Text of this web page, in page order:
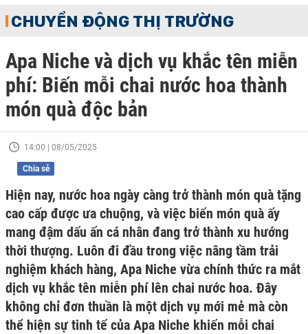
CHUYỂN ĐỘNG THỊ TRƯỜNG
Apa Niche và dịch vụ khắc tên miễn
phí: Biến mỗi chai nước hoa thành
món quà độc bản
14:00 | 08/05/2025
Chia sẻ
Hiện nay, nước hoa ngày càng trở thành món quà tặng
cao cấp được ưa chuộng, và việc biến món quà ấy
mang đậm dấu ấn cá nhân đang trở thành xu hướng
thời thượng. Luôn đi đầu trong việc nâng tầm trải
nghiệm khách hàng, Apa Niche vừa chính thức ra mắt
dịch vụ khắc tên miễn phí lên chai nước hoa. Đây
không chỉ đơn thuần là một dịch vụ mới mẻ mà còn
thể hiện sự tinh tế của Apa Niche khiến mỗi chai